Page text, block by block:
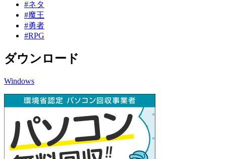
#ネタ
#魔王
#勇者
#RPG
ダウンロード
Windows